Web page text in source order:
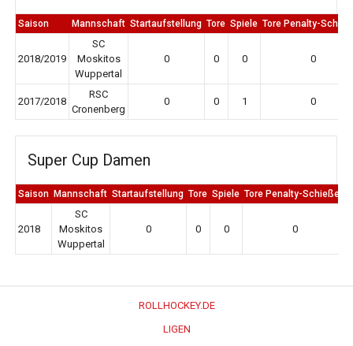
Saison Mannschaft Startaufstellung Tore Spiele Tore Penalty-
2018/2019
SC
Moskitos
Wuppertal
0 0 0 0
2017/2018
RSC
Cronenberg
0 0 1 0
Super Cup Damen
Saison Mannschaft Startaufstellung Tore Spiele Tore Penalty-Schießen
2018
SC
Moskitos
Wuppertal
0 0 0 0
ROLLHOCKEY.DE
LIGEN